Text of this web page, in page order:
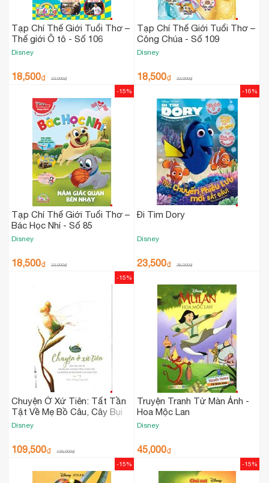
Tạp Chí Thế Giới Tuổi Thơ –
Thế giới Ô tô - Số 106
Disney
18,500₫ 22,000₫
Tạp Chí Thế Giới Tuổi Thơ –
Công Chúa - Số 109
Disney
18,500₫ 22,000₫
Tạp Chí Thế Giới Tuổi Thơ –
Bác Học Nhí - Số 85
Disney
18,500₫ 22,000₫
-15%
Đi Tìm Dory
Disney
23,500₫ 28,000₫
-16%
Chuyện Ở Xứ Tiên: Tất Tần
Tật Về Mẹ Bồ Câu, Cây Bụi
Tiên, Cung Cây...Và Những Bí
Disney
109,500₫ 129,000₫
-15%
Truyện Tranh Từ Màn Ảnh -
Hoa Mộc Lan
Disney
45,000₫
-15% -15%